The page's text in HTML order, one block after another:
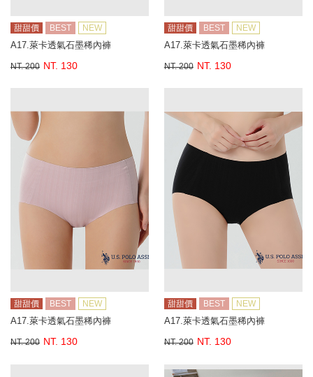
甜甜價 BEST NEW
A17.萊卡透氣石墨稀內褲
NT. 200 NT. 130
甜甜價 BEST NEW
A17.萊卡透氣石墨稀內褲
NT. 200 NT. 130
甜甜價 BEST NEW
A17.萊卡透氣石墨稀內褲
NT. 200 NT. 130
甜甜價 BEST NEW
A17.萊卡透氣石墨稀內褲
NT. 200 NT. 130